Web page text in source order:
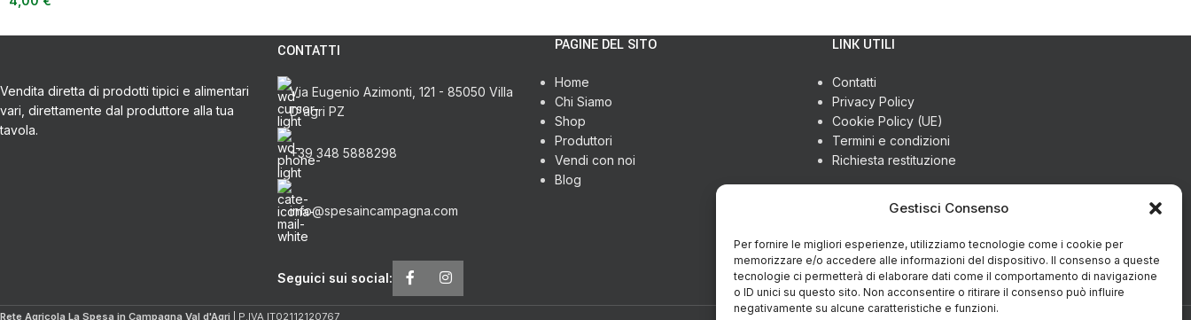
Gestisci Consenso
Per fornire le migliori esperienze, utilizziamo tecnologie come i cookie per
memorizzare e/o accedere alle informazioni del dispositivo. Il consenso a queste
tecnologie ci permetterà di elaborare dati come il comportamento di navigazione
o ID unici su questo sito. Non acconsentire o ritirare il consenso può influire
negativamente su alcune caratteristiche e funzioni.
Vendita diretta di prodotti tipici e alimentari
vari, direttamente dal produttore alla tua
tavola.
CONTATTI
Via Eugenio Azimonti, 121 - 85050 Villa
D'agri PZ
+39 348 5888298
info@spesaincampagna.com
Seguici sui social:
PAGINE DEL SITO
Home
Chi Siamo
Shop
Produttori
Vendi con noi
Blog
LINK UTILI
Contatti
Privacy Policy
Cookie Policy (UE)
Termini e condizioni
Richiesta restituzione
Rete Agricola La Spesa in Campagna Val d'Agri | P.IVA IT02112120767